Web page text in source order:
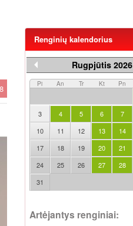
Renginių kalendorius
Rugpjūtis 2026
Pi An Tr Kt Pn
3
4 5 6 7
10
11 12 13 14
17
18 19 20 21
24
25 26 27 28
31
Artėjantys renginiai: